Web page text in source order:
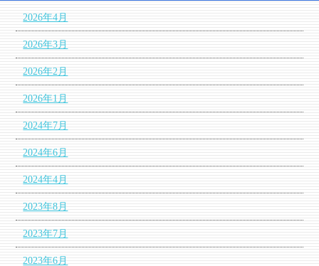
2026年4月
2026年3月
2026年2月
2026年1月
2024年7月
2024年6月
2024年4月
2023年8月
2023年7月
2023年6月